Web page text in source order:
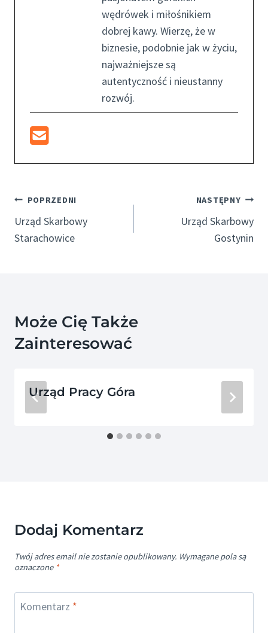
wędrówek i miłośnikiem
dobrej kawy. Wierzę, że w
biznesie, podobnie jak w życiu,
najważniejsze są
autentyczność i nieustanny
rozwój.
Nawigacja
Wpisu
POPRZEDNI
Urząd Skarbowy
Starachowice
NASTĘPNY
Urząd Skarbowy
Gostynin
Może Cię Także
Zainteresować
Urząd Pracy Góra
Dodaj Komentarz
Twój adres email nie zostanie opublikowany. Wymagane pola są
oznaczone *
Komentarz *